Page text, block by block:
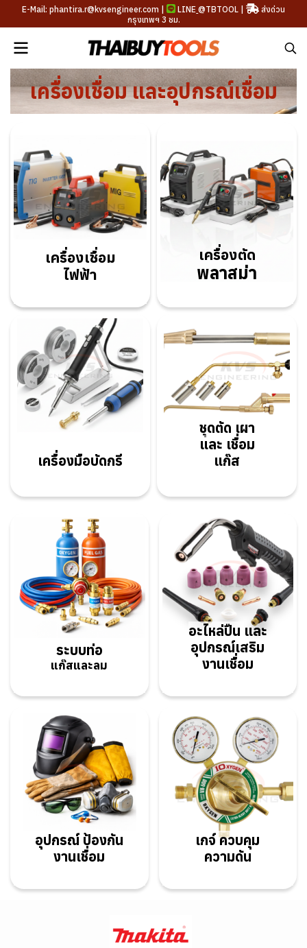
E-Mail: phantira.r@kvsengineer.com | LINE @TBTOOL |
ส่งด่วน
กรุงเทพฯ 3 ชม.
เครื่องเชื่อม และอุปกรณ์เชื่อม
เครื่องเชื่อม
ไฟฟ้า
เครื่องตัด
พลาสม่า
เครื่องมือบัดกรี
ชุดตัด เผา
และ เชื่อม
แก๊ส
ระบบท่อ
แก๊สและลม
อะไหล่ปืน และ
อุปกรณ์เสริม
งานเชื่อม
อุปกรณ์ ป้องกัน
งานเชื่อม
เกจ์ ควบคุม
ความดัน